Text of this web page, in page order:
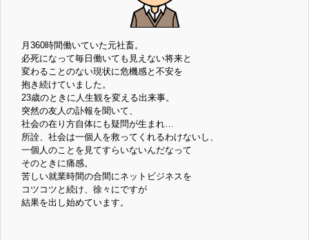
月360時間働いていた元社畜。
必死になって毎日働いても見えない将来と
変わることのない現状に危機感と不安を
抱き続けていました。
23歳のときに人生観を変える出来事。
突然の友人の訃報を聞いて、
社会の在り方自体にも疑問が生まれ…
所詮、社会は一個人を救ってくれるわけないし、
一個人のことを見てすらいないんだなって
そのときに痛感。
苦しい就業時間の合間にネットビジネスを
コツコツと続け、徐々にですが
結果を出し始めています。